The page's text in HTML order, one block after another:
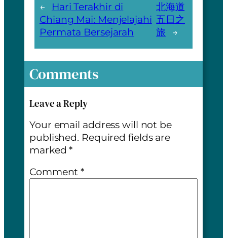
←
Hari Terakhir di
Chiang Mai: Menjelajahi
Permata Bersejarah
北海道
五日之
旅
→
Comments
Leave a Reply
Your email address will not be
published. Required fields are
marked*
Comment*